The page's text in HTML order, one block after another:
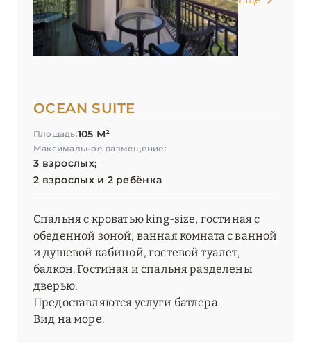
OCEAN SUITE
Площадь:105 М²
Максимальное размещение:
3 взрослых;
2 взрослых и 2 ребёнка
Спальня с кроватью king-size, гостиная с
обеденной зоной, ванная комната с ванной
и душевой кабиной, гостевой туалет,
балкон. Гостиная и спальня разделены
дверью.
Предоставляются услуги батлера.
Вид на море.